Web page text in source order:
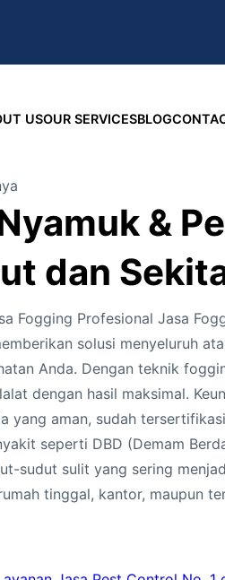
USOUR SERVICESBLOG
&
dan
Fogging Profesional Jasa
solusi menyeluruh
Anda. Dengan teknik
dengan hasil maksimal.
yang aman, sudah
seperti DBD (Demam
sudut sulit yang sering
tinggal, kantor, maupun